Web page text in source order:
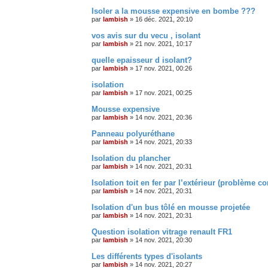
Isoler a la mousse expensive en bombe ???
par lambish » 16 déc. 2021, 20:10
vos avis sur du vecu , isolant
par lambish » 21 nov. 2021, 10:17
quelle epaisseur d isolant?
par lambish » 17 nov. 2021, 00:26
isolation
par lambish » 17 nov. 2021, 00:25
Mousse expensive
par lambish » 14 nov. 2021, 20:36
Panneau polyuréthane
par lambish » 14 nov. 2021, 20:33
Isolation du plancher
par lambish » 14 nov. 2021, 20:31
Isolation toit en fer par l’extérieur (problème
par lambish » 14 nov. 2021, 20:31
Isolation d'un bus tôlé en mousse projetée
par lambish » 14 nov. 2021, 20:31
Question isolation vitrage renault FR1
par lambish » 14 nov. 2021, 20:30
Les différents types d'isolants
par lambish » 14 nov. 2021, 20:27